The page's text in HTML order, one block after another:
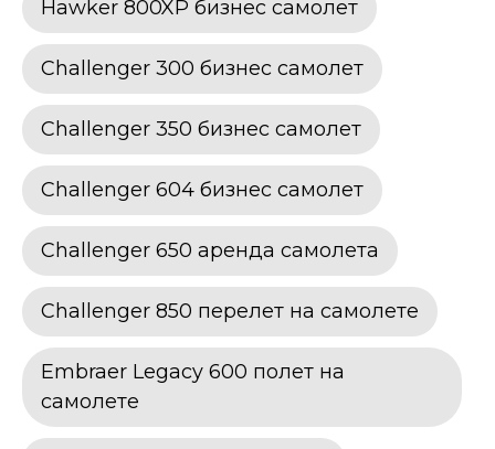
Hawker 800XP бизнес самолет
Challenger 300 бизнес самолет
Challenger 350 бизнес самолет
Challenger 604 бизнес самолет
Challenger 650 аренда самолета
Challenger 850 перелет на самолете
Embraer Legacy 600 полет на
самолете